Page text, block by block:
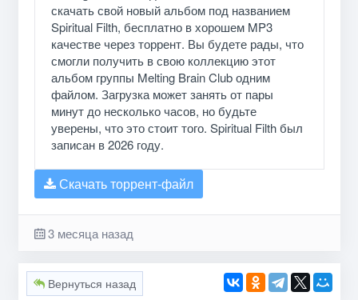
скачать свой новый альбом под названием
Spiritual Filth, бесплатно в хорошем MP3
качестве через торрент. Вы будете рады, что
смогли получить в свою коллекцию этот
альбом группы Melting Brain Club одним
файлом. Загрузка может занять от пары
минут до несколько часов, но будьте
уверены, что это стоит того. Spiritual Filth был
записан в 2026 году.
Скачать торрент-файл
3 месяца назад
Вернуться назад